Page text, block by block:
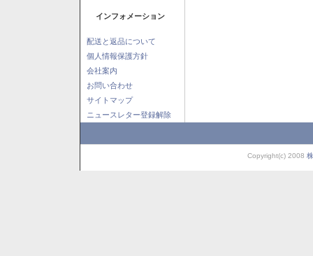
インフォメーション
配送と返品について
個人情報保護方針
会社案内
お問い合わせ
サイトマップ
ニュースレター登録解除
Copyright(c) 2008